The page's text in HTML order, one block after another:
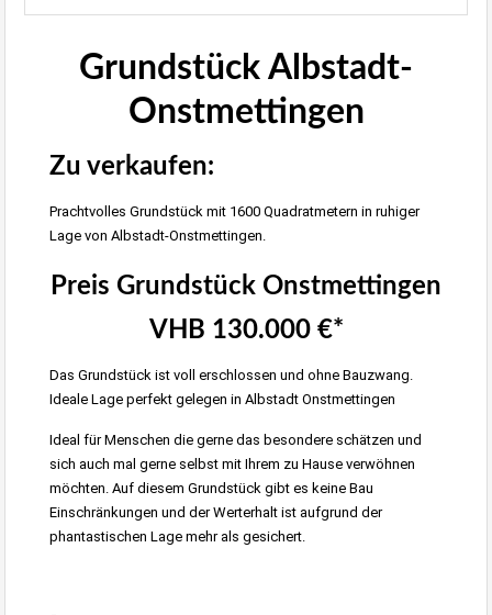
Grundstück Albstadt-
Onstmettingen
Zu verkaufen:
Prachtvolles Grundstück mit 1600 Quadratmetern in ruhiger
Lage von Albstadt-Onstmettingen.
Preis Grundstück Onstmettingen
VHB 130.000 €*
Das Grundstück ist voll erschlossen und ohne Bauzwang.
Ideale Lage perfekt gelegen in Albstadt Onstmettingen
Ideal für Menschen die gerne das besondere schätzen und
sich auch mal gerne selbst mit Ihrem zu Hause verwöhnen
möchten. Auf diesem Grundstück gibt es keine Bau
Einschränkungen und der Werterhalt ist aufgrund der
phantastischen Lage mehr als gesichert.